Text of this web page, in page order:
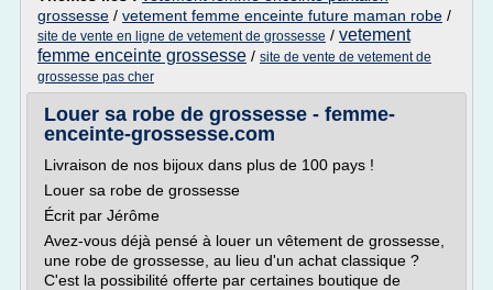
grossesse / vetement femme enceinte future maman robe /
site de vente en ligne de vetement de grossesse / vetement
femme enceinte grossesse / site de vente de vetement de
grossesse pas cher
Louer sa robe de grossesse - femme-
enceinte-grossesse.com
Livraison de nos bijoux dans plus de 100 pays !
Louer sa robe de grossesse
Écrit par Jérôme
Avez-vous déjà pensé à louer un vêtement de grossesse,
une robe de grossesse, au lieu d'un achat classique ?
C'est la possibilité offerte par certaines boutique de